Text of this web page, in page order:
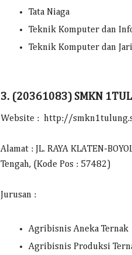
Tata Niaga
Teknik Komputer dan
Teknik Komputer dan
3. (20361083) SMKN
Website : http://
Alamat : JL. RAYA KLATEN-
Tengah, (Kode Pos : 57482)
Jurusan :
Agribisnis Aneka Ternak
Agribisnis Produksi